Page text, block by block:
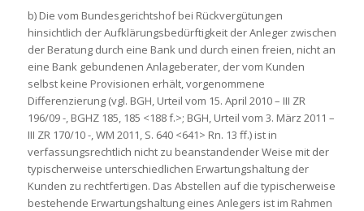
b) Die vom Bundesgerichtshof bei Rückvergütungen
hinsichtlich der Aufklärungsbedürftigkeit der Anleger zwischen
der Beratung durch eine Bank und durch einen freien, nicht an
eine Bank gebundenen Anlageberater, der vom Kunden
selbst keine Provisionen erhält, vorgenommene
Differenzierung (vgl. BGH, Urteil vom 15. April 2010 – III ZR
196/09 -, BGHZ 185, 185 <188 f.>; BGH, Urteil vom 3. März 2011 –
III ZR 170/10 -, WM 2011, S. 640 <641> Rn. 13 ff.) ist in
verfassungsrechtlich nicht zu beanstandender Weise mit der
typischerweise unterschiedlichen Erwartungshaltung der
Kunden zu rechtfertigen. Das Abstellen auf die typischerweise
bestehende Erwartungshaltung eines Anlegers ist im Rahmen